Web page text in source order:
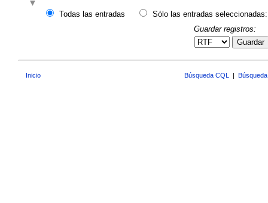
Todas las entradas
Sólo las entradas seleccionadas:
Guardar registros:
Guardar
Inicio Búsqueda CQL